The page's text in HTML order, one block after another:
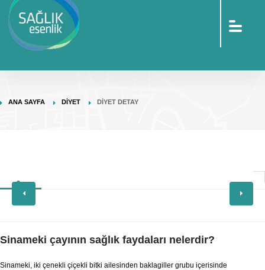
ANA SAYFA DIYET DIYET DETAY
Sinameki çayının sağlık faydaları nelerdir?
Sinameki, iki çenekli çiçekli bitki ailesinden baklagiller grubu içerisinde
sohbet
elektronik